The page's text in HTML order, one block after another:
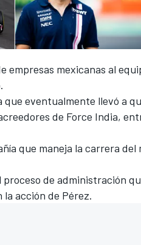
mexicanas al
que eventualmente llevó a
de Force India,
que maneja la carrera del
proceso de administración
acción de Pérez.